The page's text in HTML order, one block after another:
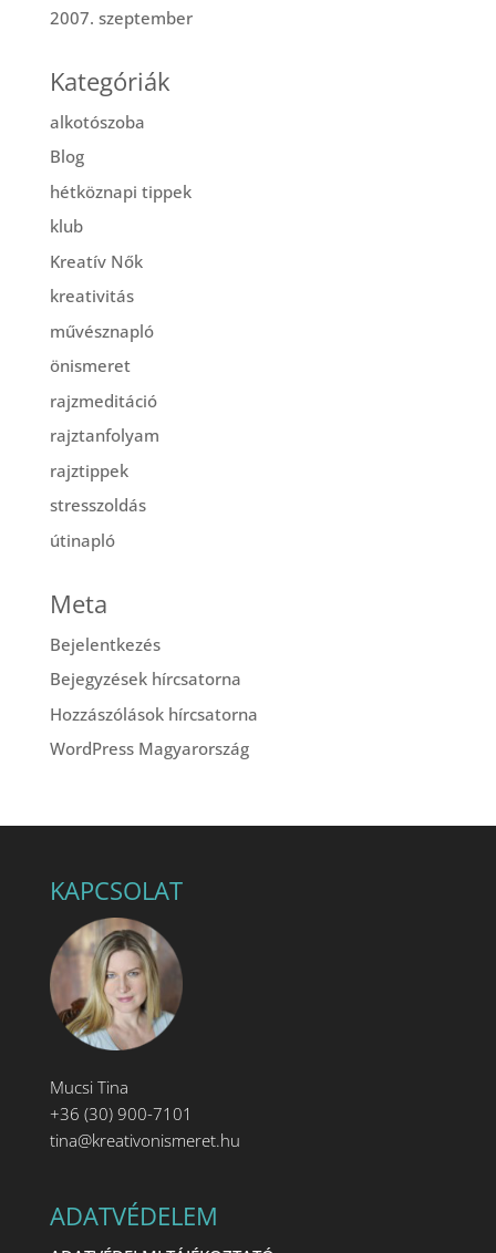
2007. szeptember
Kategóriák
alkotószoba
Blog
hétköznapi tippek
klub
Kreatív Nők
kreativitás
művésznapló
önismeret
rajzmeditáció
rajztanfolyam
rajztippek
stresszoldás
útinapló
Meta
Bejelentkezés
Bejegyzések hírcsatorna
Hozzászólások hírcsatorna
WordPress Magyarország
KAPCSOLAT
Mucsi Tina
+36 (30) 900-7101
tina@kreativonismeret.hu
ADATVÉDELEM